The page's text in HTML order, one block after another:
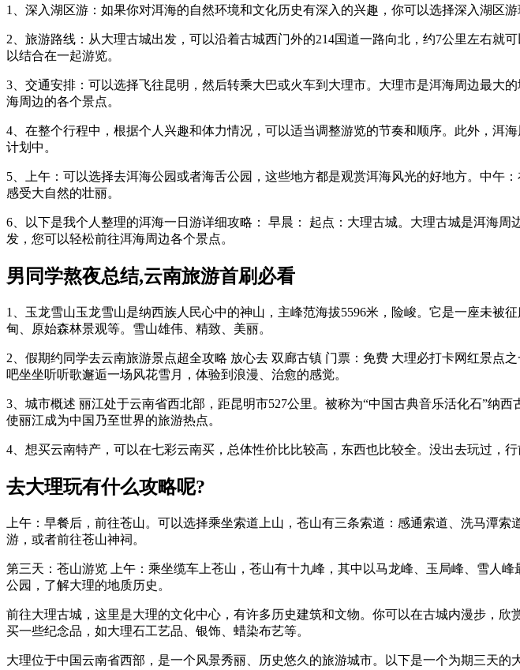
1、深入湖区游：如果你对洱海的自然环境和文化历史有深入的兴趣，你可以选择深入湖区
2、旅游路线：从大理古城出发，可以沿着古城西门外的214国道一路向北，约7公里左右
以结合在一起游览。
3、交通安排：可以选择飞往昆明，然后转乘大巴或火车到大理市。大理市是洱海周边最大
海周边的各个景点。
4、在整个行程中，根据个人兴趣和体力情况，可以适当调整游览的节奏和顺序。此外，洱
计划中。
5、上午：可以选择去洱海公园或者海舌公园，这些地方都是观赏洱海风光的好地方。中午
感受大自然的壮丽。
6、以下是我个人整理的洱海一日游详细攻略： 早晨： 起点：大理古城。大理古城是洱海
发，您可以轻松前往洱海周边各个景点。
男同学熬夜总结,云南旅游首刷必看
1、玉龙雪山玉龙雪山是纳西族人民心中的神山，主峰范海拔5596米，险峻。它是一座未
甸、原始森林景观等。雪山雄伟、精致、美丽。
2、假期约同学去云南旅游景点超全攻略 放心去 双廊古镇 门票：免费 大理必打卡网红景
吧坐坐听听歌邂逅一场风花雪月，体验到浪漫、治愈的感觉。
3、城市概述 丽江处于云南省西北部，距昆明市527公里。被称为“中国古典音乐活化石”
使丽江成为中国乃至世界的旅游热点。
4、想买云南特产，可以在七彩云南买，总体性价比比较高，东西也比较全。没出去玩过，
去大理玩有什么攻略呢?
上午：早餐后，前往苍山。可以选择乘坐索道上山，苍山有三条索道：感通索道、洗马潭
游，或者前往苍山神祠。
第三天：苍山游览 上午：乘坐缆车上苍山，苍山有十九峰，其中以马龙峰、玉局峰、雪人
公园，了解大理的地质历史。
前往大理古城，这里是大理的文化中心，有许多历史建筑和文物。你可以在古城内漫步，
买一些纪念品，如大理石工艺品、银饰、蜡染布艺等。
大理位于中国云南省西部，是一个风景秀丽、历史悠久的旅游城市。以下是一个为期三天